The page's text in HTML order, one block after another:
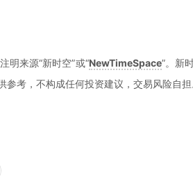
明来源“新时空”或“NewTimeSpace”。新
参考，不构成任何投资建议，交易风险自